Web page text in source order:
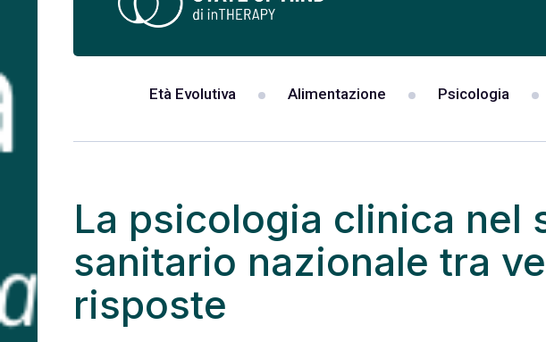
Età Evolutiva Alimentazione Psicologia
La psicologia clinica nel
sanitario nazionale tra
risposte